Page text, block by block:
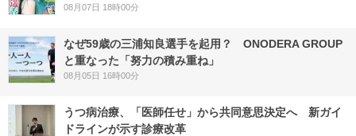
08月07日 18時00分
なぜ59歳の三浦知良選手を起用？ ONODERA GROUP
と重なった「努力の積み重ね」
08月05日 16時00分
うつ病治療、「医師任せ」から共同意思決定へ 新ガイ
ドラインが示す診療改革